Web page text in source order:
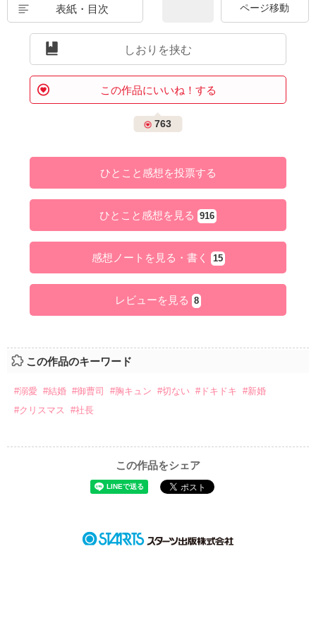
表紙・目次
しおりを挟む
この作品にいいね！する
763
ひとこと感想を投票する
ひとこと感想を見る 916
感想ノートを見る・書く 15
レビューを見る 8
この作品のキーワード
#溺愛 #結婚 #御曹司 #胸キュン #切ない #ドキドキ #新婚
#クリスマス
#社長
この作品をシェア